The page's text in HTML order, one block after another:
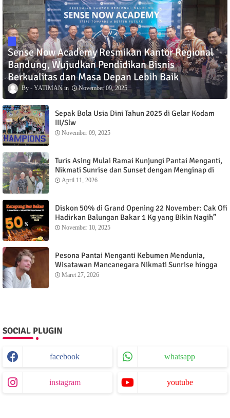
Sense Now Academy Resmikan Kantor Regional
Bandung, Wujudkan Pendidikan Bisnis
Berkualitas dan Masa Depan Lebih Baik
YATIMAN November 09, 2025
Sepak Bola Usia Dini Tahun 2025 di Gelar Kodam
III/Slw
November 09, 2025
Turis Asing Mulai Ramai Kunjungi Pantai Menganti,
Nikmati Sunrise dan Sunset dengan Menginap di
Menganti Cottage
April 11, 2026
Diskon 50% di Grand Opening 22 November: Cak Ofi
Hadirkan Balungan Bakar 1 Kg yang Bikin Nagih”
November 10, 2025
Pesona Pantai Menganti Kebumen Mendunia,
Wisatawan Mancanegara Nikmati Sunrise hingga
Sunset dari Menganti Cottage
Maret 27, 2026
SOCIAL PLUGIN
facebook whatsapp
instagram youtube